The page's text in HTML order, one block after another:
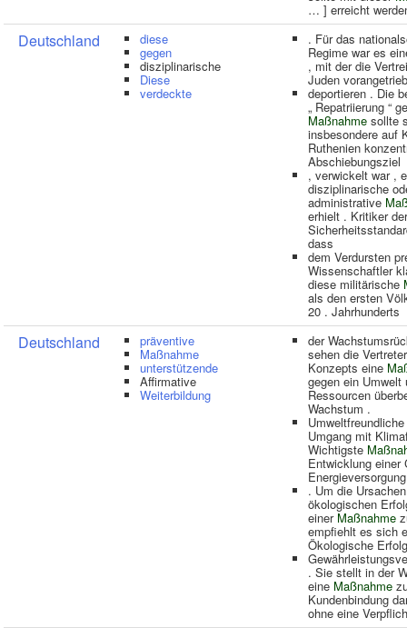
… ] erreicht
Deutschland diese
gegen
disziplinarische
Diese
verdeckte
. Für das
Regime war es
, mit der die
Juden
deportieren . Die
„ Repatriierung “
Maßnahme sollte
insbesondere auf
Ruthenien
Abschiebungsziel
, verwickelt war ,
disziplinarische
administrative
erhielt . Kritiker
dass
dem Verdursten
Wissenschaftler
diese militärische
als den ersten
20 . Jahrhunderts
Deutschland präventive
Maßnahme
unterstützende
Affirmative
Weiterbildung
der
sehen die
Konzepts eine
gegen ein Umwelt
Ressourcen
Wachstum .
Umgang mit
Wichtigste
Entwicklung einer
. Um die Ursachen
ökologischen
einerMaßnahme
empfiehlt es sich
Ökologische
. Sie stellt in der
eine Maßnahme
Kundenbindung
ohne eine